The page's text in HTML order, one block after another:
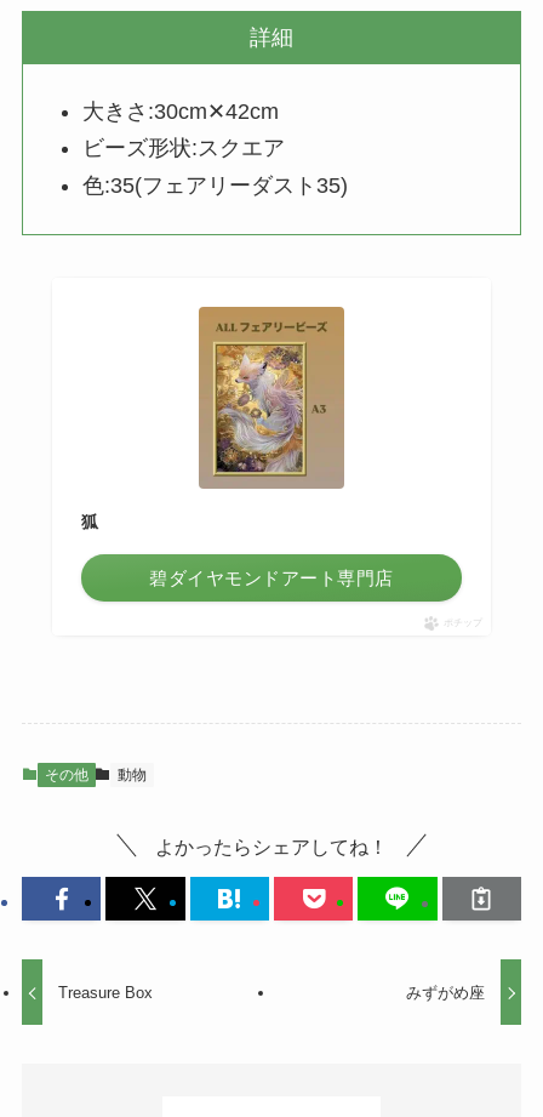
詳細
大きさ:30cm✕42cm
ビーズ形状:スクエア
色:35(フェアリーダスト35)
狐
碧ダイヤモンドアート専門店
ポチップ
その他 動物
よかったらシェアしてね！
Treasure Box みずがめ座